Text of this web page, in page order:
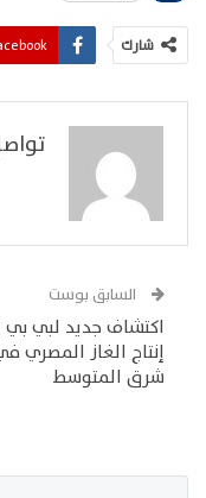
شارك
تواصل
السابق بوست
اكتشاف جديد لبي بي
إنتاج الغاز المصري
شرق المتوسط